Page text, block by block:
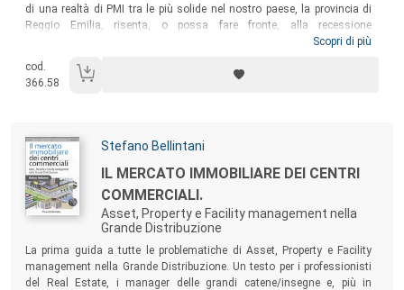
di una realtà di PMI tra le più solide nel nostro paese, la provincia di
Reggio Emilia, risenta, o possa fare fronte, alla recessione
internazionale. L’analisi, condotta attraverso i dati economici,
del territorio locale, dal 2006 al 2009, consente di evidenziare tipicità
reddituali e patrimoniali del sistema economico provinciale.
Scopri di più
cod.
366.58
Autori:
Stefano Bellintani
Titolo:
IL MERCATO IMMOBILIARE DEI CENTRI
COMMERCIALI.
Asset, Property e Facility management nella
Grande Distribuzione
La prima guida a tutte le problematiche di Asset, Property e Facility
management nella Grande Distribuzione. Un testo per i professionisti
del Real Estate, i manager delle grandi catene/insegne e, più in